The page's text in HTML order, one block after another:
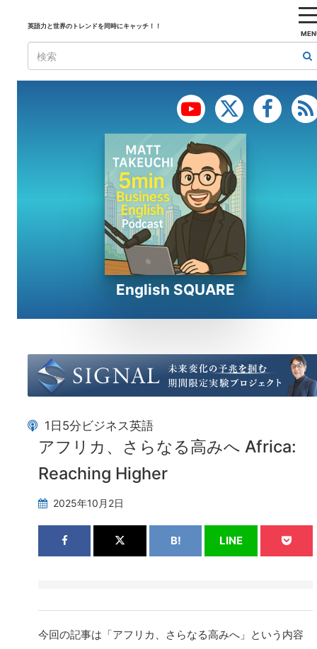
英語力と世界のトレンドを同時にキャッチ！！
English SQUARE
1日5分ビジネス英語
アフリカ、さらなる高みへ Africa:
Reaching Higher
2025年10月2日
B! LINE
今回の記事は「アフリカ、さらなる高みへ」という内容